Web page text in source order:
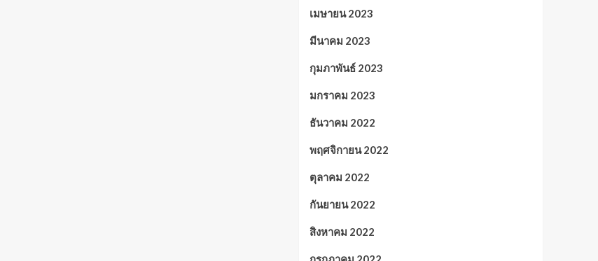
เมษายน 2023
มีนาคม 2023
กุมภาพันธ์ 2023
มกราคม 2023
ธันวาคม 2022
พฤศจิกายน 2022
ตุลาคม 2022
กันยายน 2022
สิงหาคม 2022